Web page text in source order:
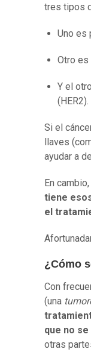
tres tipos
Uno es
Otro es
Y el
(HER2).
Si el
llaves
ayudar a
En
tiene
el
¿Cómo
Con
(una
que no
otras